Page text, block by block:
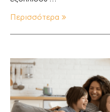
Περισσότερα